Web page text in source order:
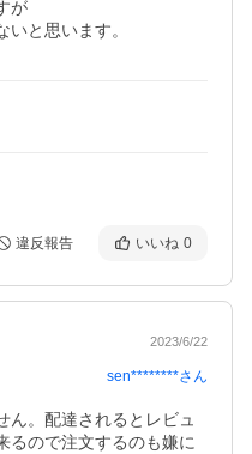
が
と思います。
違反報告 いいね 0
2023/6/22
sen********さん
ん。配達されるとレビュ
るので注文するのも嫌に